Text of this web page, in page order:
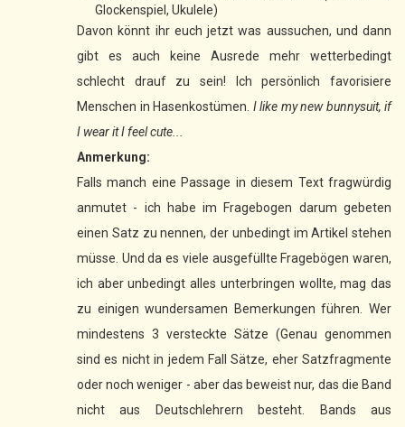
Glockenspiel, Ukulele)
Davon könnt ihr euch jetzt was aussuchen, und dann
gibt es auch keine Ausrede mehr wetterbedingt
schlecht drauf zu sein! Ich persönlich favorisiere
Menschen in Hasenkostümen. I like my new bunnysuit, if
I wear it I feel cute...
Anmerkung:
Falls manch eine Passage in diesem Text fragwürdig
anmutet - ich habe im Fragebogen darum gebeten
einen Satz zu nennen, der unbedingt im Artikel stehen
müsse. Und da es viele ausgefüllte Fragebögen waren,
ich aber unbedingt alles unterbringen wollte, mag das
zu einigen wundersamen Bemerkungen führen. Wer
mindestens 3 versteckte Sätze (Genau genommen
sind es nicht in jedem Fall Sätze, eher Satzfragmente
oder noch weniger - aber das beweist nur, das die Band
nicht aus Deutschlehrern besteht. Bands aus